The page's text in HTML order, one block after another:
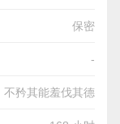
保密
-
不矜其能羞伐其德